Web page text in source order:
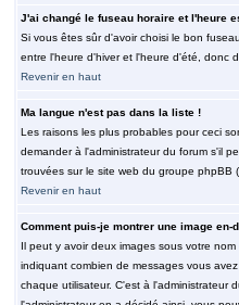
J'ai changé le fuseau horaire et l'heure
Si vous êtes sûr d'avoir choisi le bon
entre l'heure d'hiver et l'heure d'été, donc
Revenir en haut
Ma langue n'est pas dans la liste !
Les raisons les plus probables pour ceci
demander à l'administrateur du forum s'il
trouvées sur le site web du groupe phpBB
Revenir en haut
Comment puis-je montrer une image
Il peut y avoir deux images sous votre
indiquant combien de messages vous
chaque utilisateur. C'est à l'administrateur